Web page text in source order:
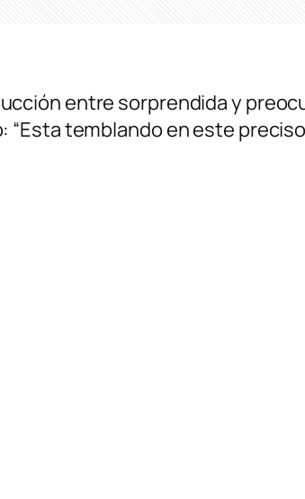
entre sorprendida y
“Esta temblando en este